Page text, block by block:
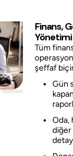
Finans,
Yönetimi
Tüm
şeffaf
Gün
Oda,
diğer